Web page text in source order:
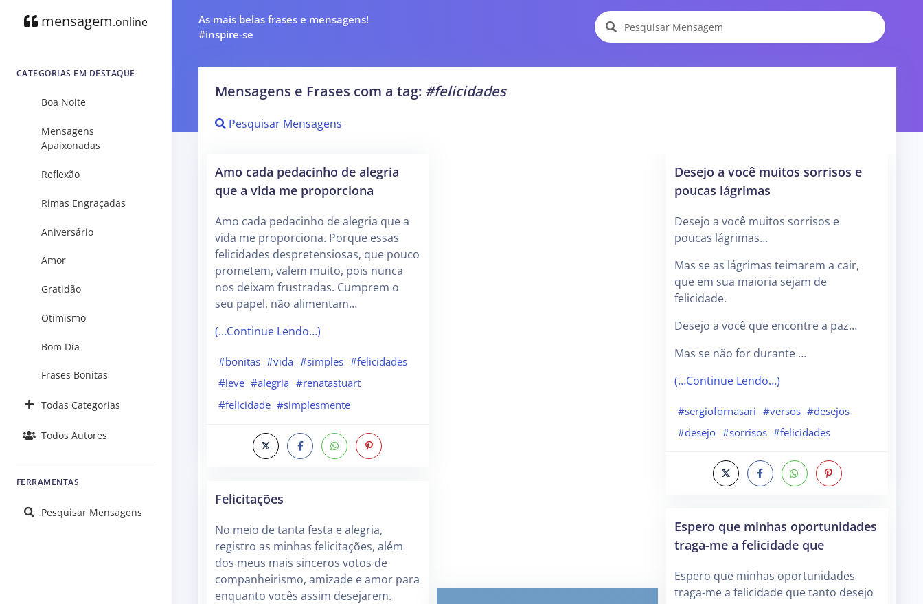
mensagem.online
CATEGORIAS EM DESTAQUE
Boa Noite
Mensagens
Apaixonadas
Reflexão
Rimas Engraçadas
Aniversário
Amor
Gratidão
Otimismo
Bom Dia
Frases Bonitas
Todas Categorias
Todos Autores
FERRAMENTAS
Pesquisar Mensagens
As mais belas frases e mensagens!
#inspire-se
Mensagens e Frases com a tag: #felicidades
Pesquisar Mensagens
Amo cada pedacinho de alegria
que a vida me proporciona
Amo cada pedacinho de alegria que a
vida me proporciona. Porque essas
felicidades despretensiosas, que pouco
prometem, valem muito, pois nunca
nos deixam frustradas. Cumprem o
seu papel, não alimentam…
(…Continue Lendo…)
#bonitas #vida #simples #felicidades
#leve #alegria #renatastuart
#felicidade #simplesmente
Felicitações
No meio de tanta festa e alegria,
registro as minhas felicitações, além
dos meus mais sinceros votos de
companheirismo, amizade e amor para
enquanto vocês assim desejarem.
Desejo a você muitos sorrisos e
poucas lágrimas
Desejo a você muitos sorrisos e
poucas lágrimas…
Mas se as lágrimas teimarem a cair,
que em sua maioria sejam de
felicidade.
Desejo a você que encontre a paz…
Mas se não for durante …
(…Continue Lendo…)
#sergiofornasari #versos #desejos
#desejo #sorrisos #felicidades
Espero que minhas oportunidades
traga-me a felicidade que
Espero que minhas oportunidades
traga-me a felicidade que tanto desejo